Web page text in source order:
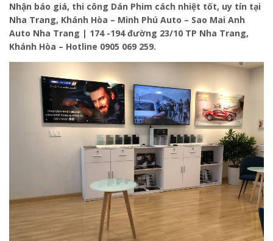
Nhận báo giá, thi công Dán Phim cách nhiệt tốt, uy tín tại
Nha Trang, Khánh Hòa – Minh Phú Auto – Sao Mai Anh
Auto Nha Trang | 174 -194 đường 23/10 TP Nha Trang,
Khánh Hòa – Hotline 0905 069 259.